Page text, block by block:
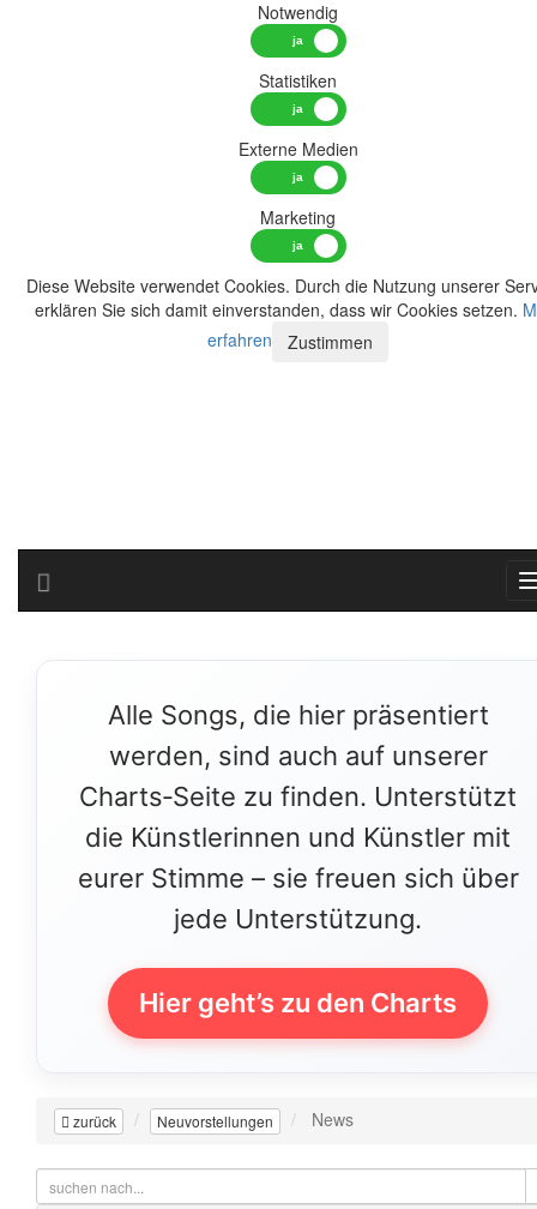
Notwendig
Statistiken
Externe Medien
Marketing
Diese Website verwendet Cookies. Durch die Nutzung unserer
erklären Sie sich damit einverstanden, dass wir Cookies setzen.
erfahren
Zustimmen
Alle Songs, die hier präsentiert
werden, sind auch auf unserer
Charts‑Seite zu finden. Unterstützt
die Künstlerinnen und Künstler mit
eurer Stimme – sie freuen sich über
jede Unterstützung.
Hier geht’s zu den Charts
zurück Neuvorstellungen News